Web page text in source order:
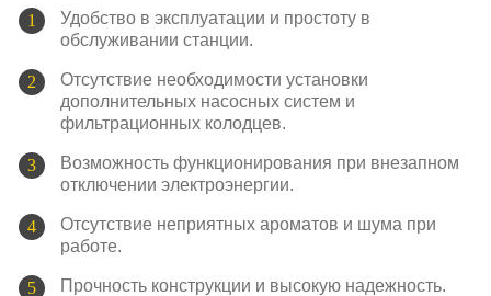
Удобство в эксплуатации и простоту в
обслуживании станции.
Отсутствие необходимости установки
дополнительных насосных систем и
фильтрационных колодцев.
Возможность функционирования при внезапном
отключении электроэнергии.
Отсутствие неприятных ароматов и шума при
работе.
Прочность конструкции и высокую надежность.